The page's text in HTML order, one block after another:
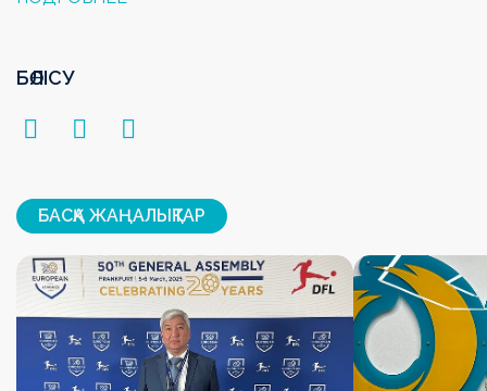
БӨЛІСУ
БАСҚА ЖАҢАЛЫҚТАР